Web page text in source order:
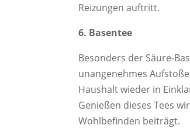
Reizungen auftritt.
6. Basentee
Besonders der Säure-
unangenehmes
Haushalt wieder in
Genießen dieses Tees
Wohlbefinden beiträgt.